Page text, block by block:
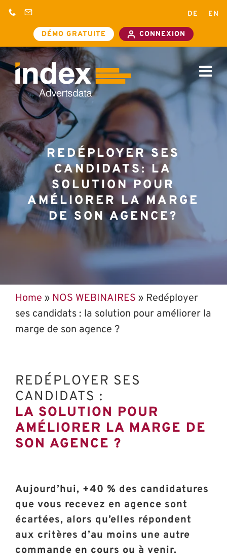
Passer
contenu
+33
+49 30
39088405
DE EN
DÉMO
GRATUITE
REDÉPLOYER SES
CANDIDATS: LA
SOLUTION POUR
AMÉLIORER LA MARGE
DE SON AGENCE?
Home » NOS WEBINAIRES » Redéployer
ses candidats : la solution pour améliorer la
marge de son agence ?
REDÉPLOYER SES
CANDIDATS :
LA SOLUTION POUR
AMÉLIORER LA MARGE DE
SON AGENCE ?
Aujourd’hui, +40 % des candidatures
que vous recevez en agence sont
écartées, alors qu’elles répondent
aux critères d’au moins une autre
commande en cours ou à venir.